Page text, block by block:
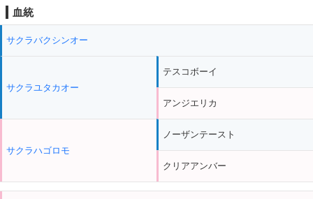
血統
サクラバクシンオー
サクラユタカオー
サクラハゴロモ
テスコボーイ
アンジエリカ
ノーザンテースト
クリアアンバー